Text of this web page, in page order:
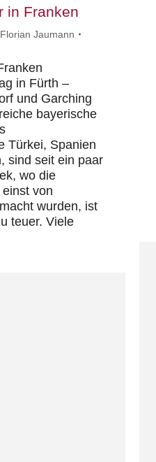
in Franken
Florian Jaumann
in Fürth –
und Garching
bayerische
Türkei, Spanien
sind seit ein paar
wo die
von
wurden, ist
teuer. Viele